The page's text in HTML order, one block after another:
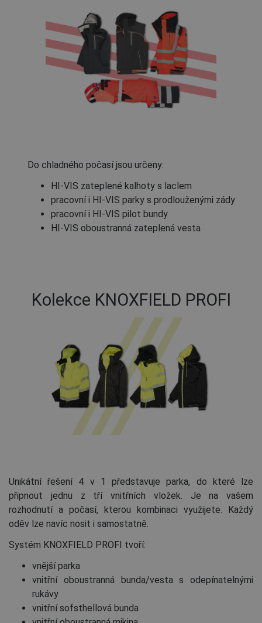
Do chladného počasí jsou určeny:
HI-VIS zateplené kalhoty s laclem
pracovní i HI-VIS parky s prodlouženými zády
pracovní i HI-VIS pilot bundy
HI-VIS oboustranná zateplená vesta
Kolekce KNOXFIELD PROFI
Unikátní řešení 4 v 1 představuje parka, do které lze
připnout jednu z tří vnitřních vložek. Je na vašem
rozhodnutí a počasí, kterou kombinaci využijete. Každý
oděv lze navíc nosit i samostatně.
Systém KNOXFIELD PROFI tvoří:
vnější parka
vnitřní oboustranná bunda/vesta s odepínatelnými
rukávy
vnitřní sofsthellová bunda